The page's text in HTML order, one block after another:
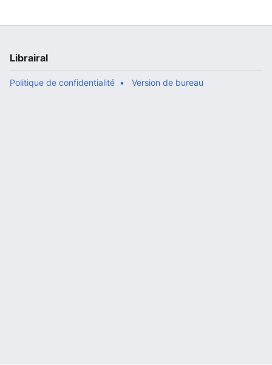
Librairal
Politique de confidentialité Version de bureau